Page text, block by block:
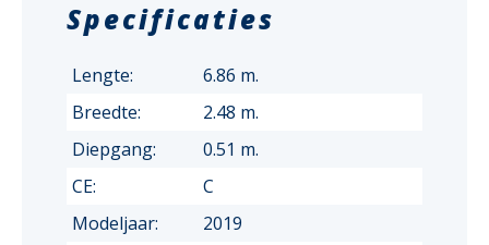
Specificaties
Lengte:
6.86 m.
Breedte:
2.48 m.
Diepgang:
0.51 m.
CE:
C
Modeljaar:
2019